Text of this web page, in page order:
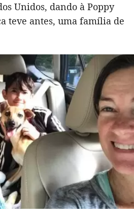
Unidos, dando à Poppy
teve antes, uma família de